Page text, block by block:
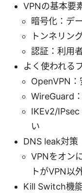
VPNの基本要
暗号化：デ
トンネリン
認証：利用
よく使われる
OpenVPN
WireGuard
IKEv2/IPsec
い
DNS leak対策
VPNをオン
トがVPN以
Kill Switch機